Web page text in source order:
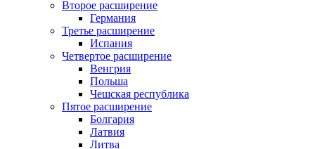
Второе расширение
Германия
Третье расширение
Испания
Четвертое расширение
Венгрия
Польша
Чешская республика
Пятое расширение
Болгария
Латвия
Литва